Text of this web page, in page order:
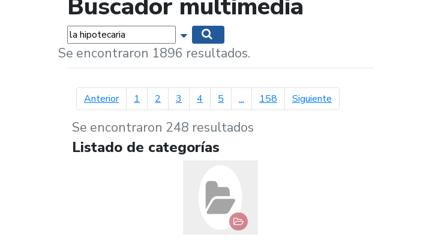
Buscador multimedia
Palabras... Mostrar opciones de búsqueda
Se encontraron 1896 resultados.
Anteriorpágina anterior
1 2 3 4 5 ... 158 Siguientepágina siguiente
Se encontraron 248 resultados
Listado de categorías